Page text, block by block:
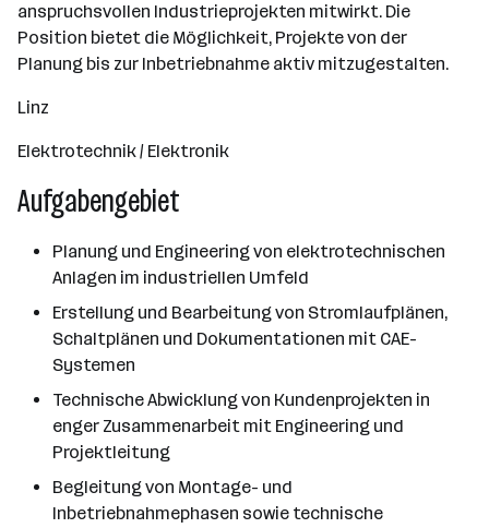
anspruchsvollen Industrieprojekten mitwirkt. Die
Position bietet die Möglichkeit, Projekte von der
Planung bis zur Inbetriebnahme aktiv mitzugestalten.
Linz
Elektrotechnik / Elektronik
Aufgabengebiet
Planung und Engineering von elektrotechnischen
Anlagen im industriellen Umfeld
Erstellung und Bearbeitung von Stromlaufplänen,
Schaltplänen und Dokumentationen mit CAE-
Systemen
Technische Abwicklung von Kundenprojekten in
enger Zusammenarbeit mit Engineering und
Projektleitung
Begleitung von Montage- und
Inbetriebnahmephasen sowie technische